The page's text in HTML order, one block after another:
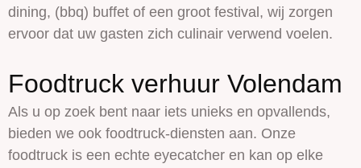
dining, (bbq) buffet of een groot festival, wij zorgen
ervoor dat uw gasten zich culinair verwend voelen.
Foodtruck verhuur Volendam
Als u op zoek bent naar iets unieks en opvallends,
bieden we ook foodtruck-diensten aan. Onze
foodtruck is een echte eyecatcher en kan op elke